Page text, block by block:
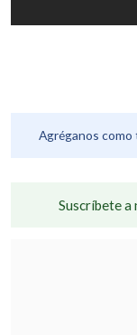
Agréganos
Suscríbete a